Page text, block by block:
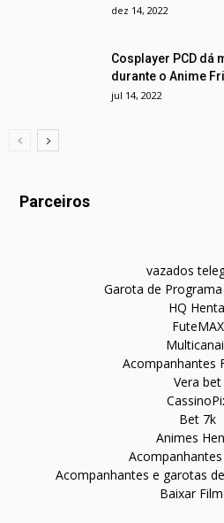
dez 14, 2022
Cosplayer PCD dá
durante o Anime
jul 14, 2022
Parceiros
vazados
Garota de
HQ
FuteMAX
Acompanhantes
Vera bet
Bet 7k
Animes
Acompanhantes e garotas
Baixar